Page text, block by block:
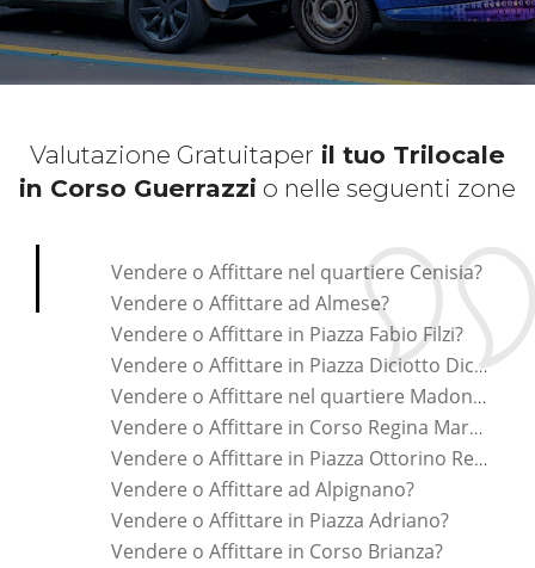
Valutazione Gratuitaper il tuo Trilocale
in Corso Guerrazzi o nelle seguenti zone
Vendere o Affittare nel quartiere Cenisia?
Vendere o Affittare ad Almese?
Vendere o Affittare in Piazza Fabio Filzi?
Vendere o Affittare in Piazza Diciotto Dicembre?
Vendere o Affittare nel quartiere Madonna Di Campagna?
Vendere o Affittare in Corso Regina Margherita?
Vendere o Affittare in Piazza Ottorino Respighi?
Vendere o Affittare ad Alpignano?
Vendere o Affittare in Piazza Adriano?
Vendere o Affittare in Corso Brianza?